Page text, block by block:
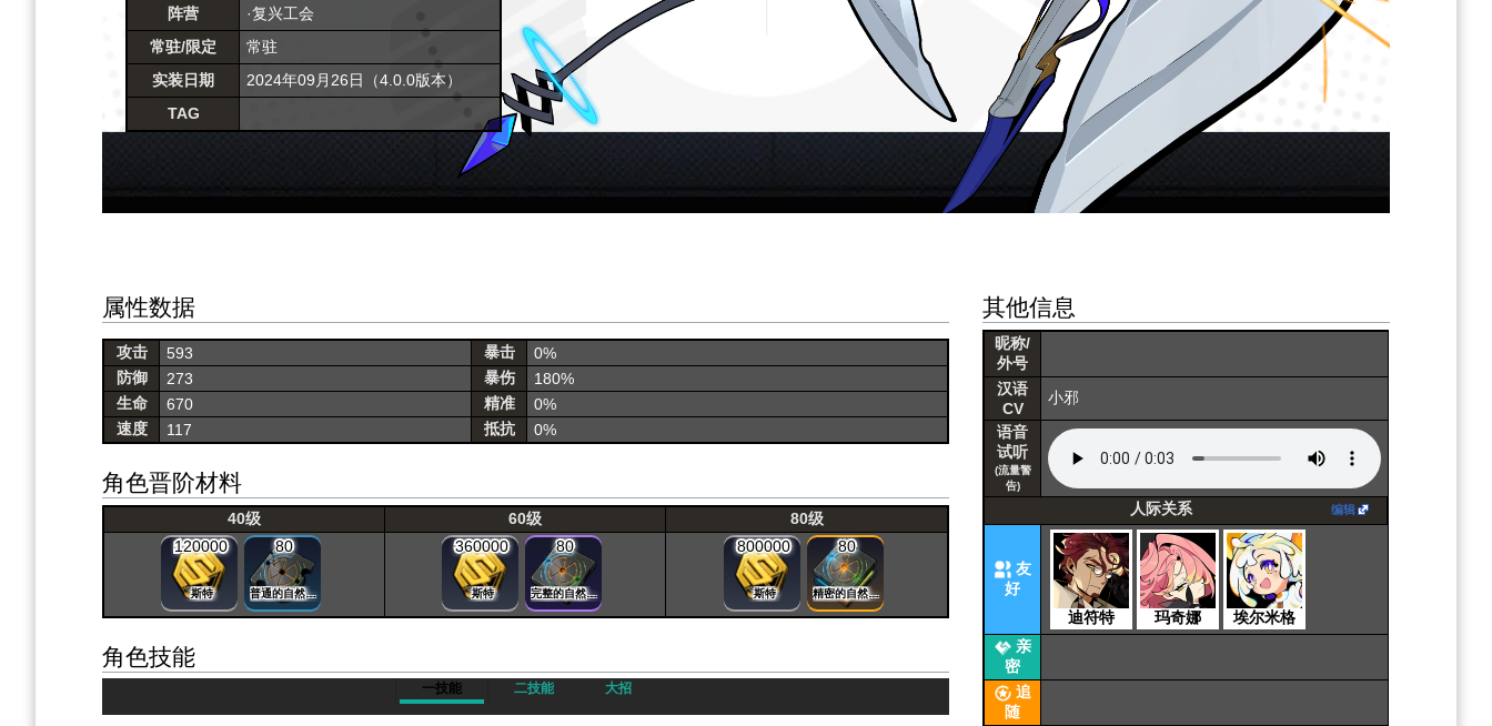
阵营
·复兴工会
常驻/限定
常驻
实装日期
2024年09月26日（4.0.0版本）
TAG
属性数据
攻击 593 暴击
0%
防御
273 暴伤
180%
生命
670 精准
0%
速度
117 抵抗 0%
角色晋阶材料
40级 60级
80级
120000
斯特
80
普通的自然晶片
360000
斯特
80
完整的自然晶片
800000
斯特
80
精密的自然晶片
角色技能
一技能 二技能 大招
其他信息
昵称/
外号
汉语
CV
小邪
语音
试听
(流量警
告)
人际关系 编辑
友
好
迪符特
玛奇娜
埃尔米格
亲
密
追
随